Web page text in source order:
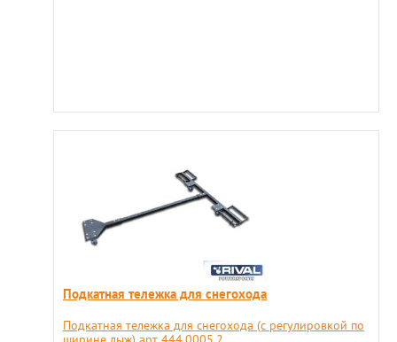
Подкатная тележка для снегохода
Подкатная тележка для снегохода (c регулировкой по